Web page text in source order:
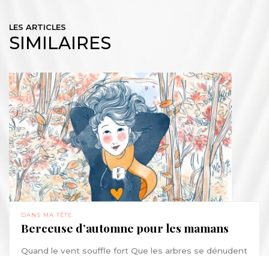
LES ARTICLES
SIMILAIRES
DANS MA TÊTE
Berceuse d’automne pour les mamans
Quand le vent souffle fort Que les arbres se dénudent